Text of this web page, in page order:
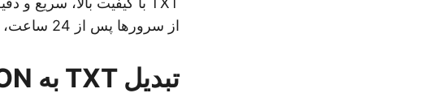
از سرورها پس از 24 ساعت، نگرانی های مربوط به حریم خصوصی را از بین ببرید.
تبدیل TXT به JSON - راهنمای توسعه دهندگان